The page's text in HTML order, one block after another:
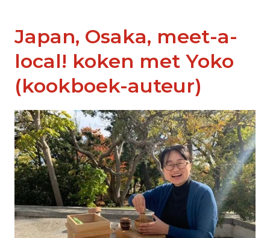
Japan, Osaka, meet-a-
local! koken met Yoko
(kookboek-auteur)